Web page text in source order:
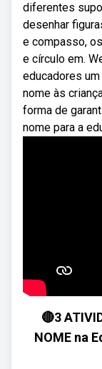
diferentes
desenhar
e compasso,
e círculo em.
educadores
nome às
forma de
nome para a
🔴3
NOME na